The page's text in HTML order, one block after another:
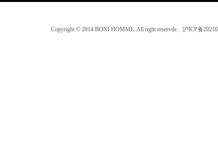
Copyright © 2014 BONI HOMME. All right reservde. 沪ICP备